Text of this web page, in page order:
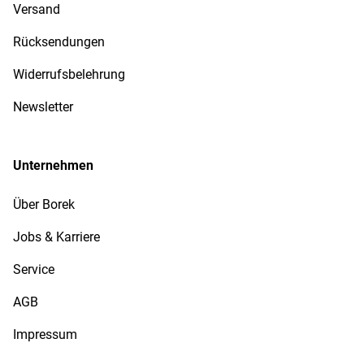
Versand
Rücksendungen
Widerrufsbelehrung
Newsletter
Unternehmen
Über Borek
Jobs & Karriere
Service
AGB
Impressum